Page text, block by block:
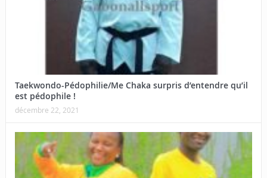
Taekwondo-Pédophilie/Me Chaka surpris d’entendre qu’il
est pédophile !
décembre 22, 2021